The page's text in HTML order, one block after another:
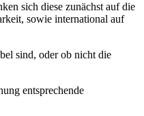
sich diese zunächst auf die
sowie international auf
sind, oder ob nicht die
entsprechende